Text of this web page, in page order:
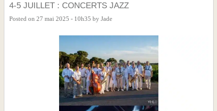
4-5 JUILLET : CONCERTS JAZZ
Posted on 27 mai 2025 - 10h35 by Jade